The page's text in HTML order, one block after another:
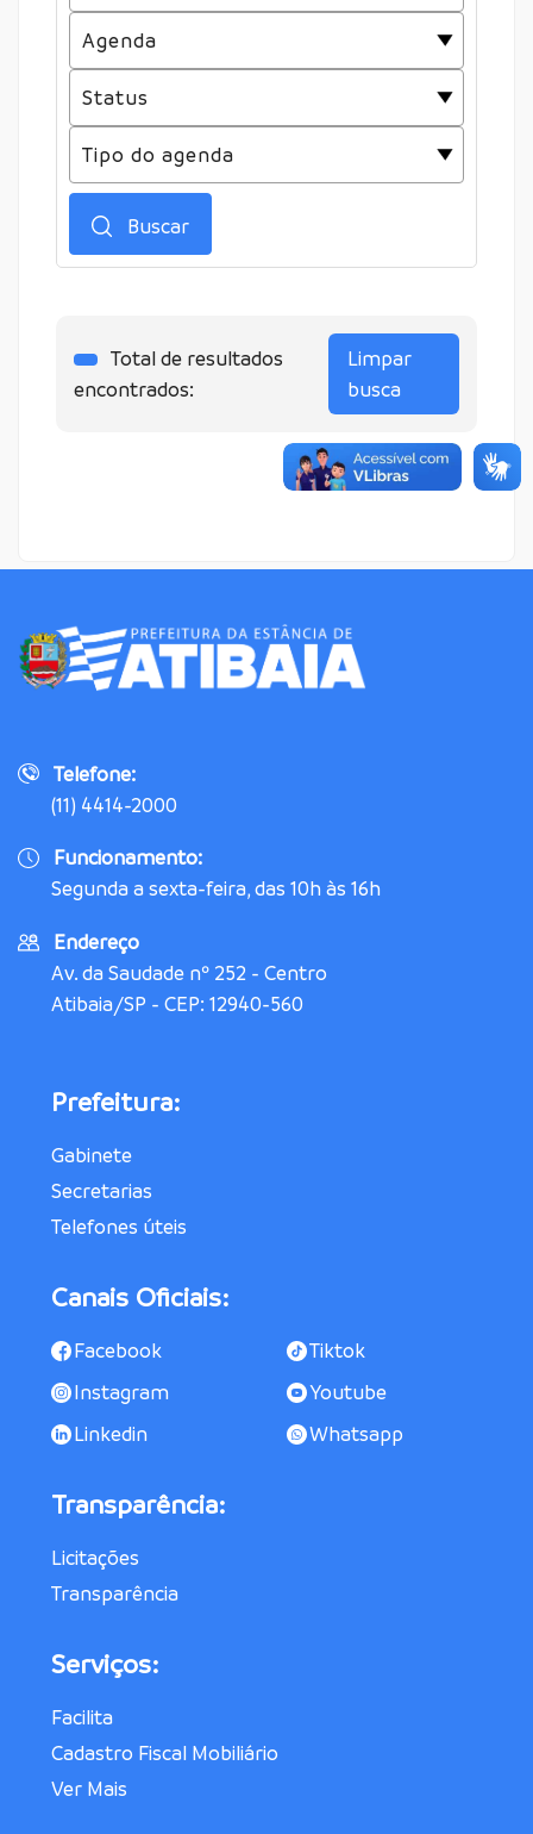
Buscar
Total de resultados
encontrados:
Limpar
busca
Telefone:
(11) 4414-2000
Funcionamento:
Segunda a sexta-feira, das 10h às 16h
Endereço
Av. da Saudade nº 252 - Centro
Atibaia/SP - CEP: 12940-560
Prefeitura:
Gabinete
Secretarias
Telefones úteis
Canais Oficiais:
Facebook
Tiktok
Instagram
Youtube
Linkedin
Whatsapp
Transparência:
Licitações
Transparência
Serviços:
Facilita
Cadastro Fiscal Mobiliário
Ver Mais